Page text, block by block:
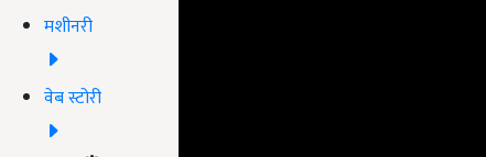
मशीनरी
वेब स्टोरी